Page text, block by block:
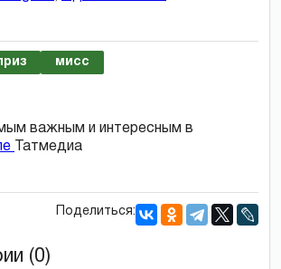
мисс
важным и интересным в
Татмедиа
Поделиться:
(0)